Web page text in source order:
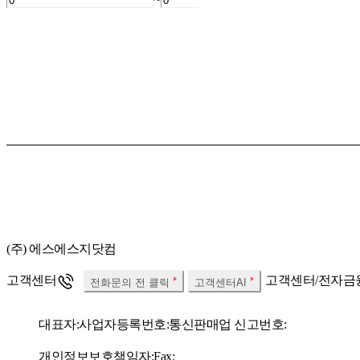
(주) 에스에스지닷컴
고객센터 전화문의 전 클릭 고객센터AI 고객센터/전자금
대표자:사업자등록번호:통신판매업 신고번호:
개인정보보호책임자:Fax: